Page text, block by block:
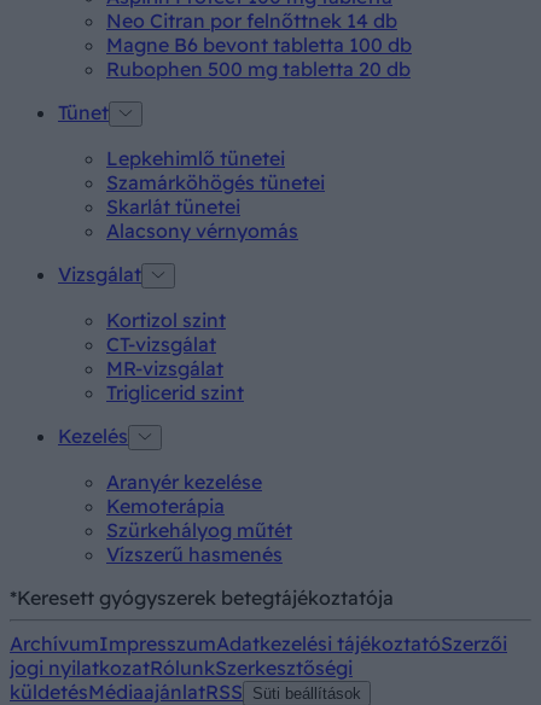
Neo Citran por felnőttnek 14 db
Magne B6 bevont tabletta 100 db
Rubophen 500 mg tabletta 20 db
Tünet
Lepkehimlő tünetei
Szamárköhögés tünetei
Skarlát tünetei
Alacsony vérnyomás
Vizsgálat
Kortizol szint
CT-vizsgálat
MR-vizsgálat
Triglicerid szint
Kezelés
Aranyér kezelése
Kemoterápia
Szürkehályog műtét
Vízszerű hasmenés
*Keresett gyógyszerek betegtájékoztatója
ArchívumImpresszumAdatkezelési tájékoztatóSzerzői
jogi nyilatkozatRólunkSzerkesztőségi
küldetésMédiaajánlatRSS Süti beállítások